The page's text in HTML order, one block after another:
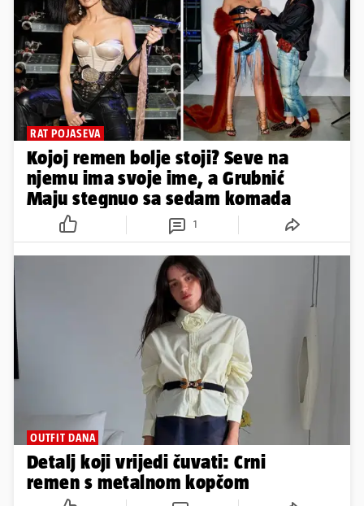
RAT POJASEVA
Kojoj remen bolje stoji? Seve na
njemu ima svoje ime, a Grubnić
Maju stegnuo sa sedam komada
1
OUTFIT DANA
Detalj koji vrijedi čuvati: Crni
remen s metalnom kopčom